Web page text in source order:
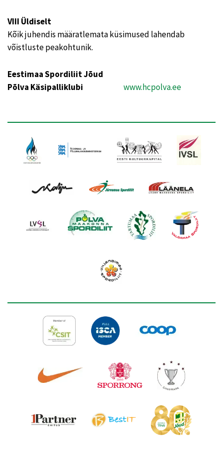
VIII Üldiselt
Kõik juhendis määratlemata küsimused lahendab
võistluste peakohtunik.
Eestimaa Spordiliit Jõud
Põlva Käsipalliklubi www.hcpolva.ee